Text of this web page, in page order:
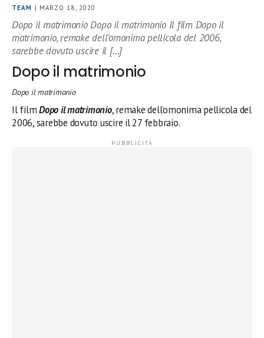
TEAM | MARZO 18, 2020
Dopo il matrimonio Dopo il matrimonio Il film Dopo il
matrimonio, remake dell’omonima pellicola del 2006,
sarebbe dovuto uscire il […]
Dopo il matrimonio
Dopo il matrimonio
Il filmDopo il matrimonio, remake dell’omonima pellicola del
2006, sarebbe dovuto uscire il 27 febbraio.